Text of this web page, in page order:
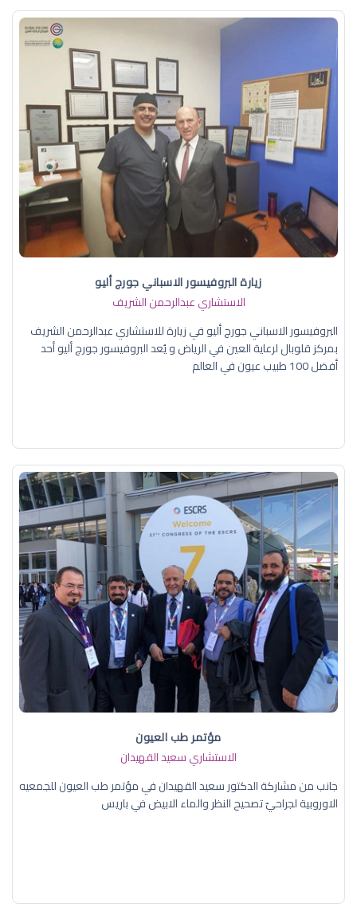
زيارة البروفيسور الاسباني جورج أليو
الاستشاري عبدالرحمن الشريف
البروفيسور الاسباني جورج أليو في زيارة للاستشاري عبدالرحمن الشريف
بمركز قلوبال لرعاية العين في الرياض و يُعد البروفيسور جورج أليو أحد
أفضل 100 طبيب عيون في العالم
مؤتمر طب العيون
الاستشاري سعيد القهيدان
جانب من مشاركة الدكتور سعيد القهيدان في مؤتمر طب العيون للجمعيه
الاوروبية لجراحيّ تصحيح النظر والماء الابيض في باريس